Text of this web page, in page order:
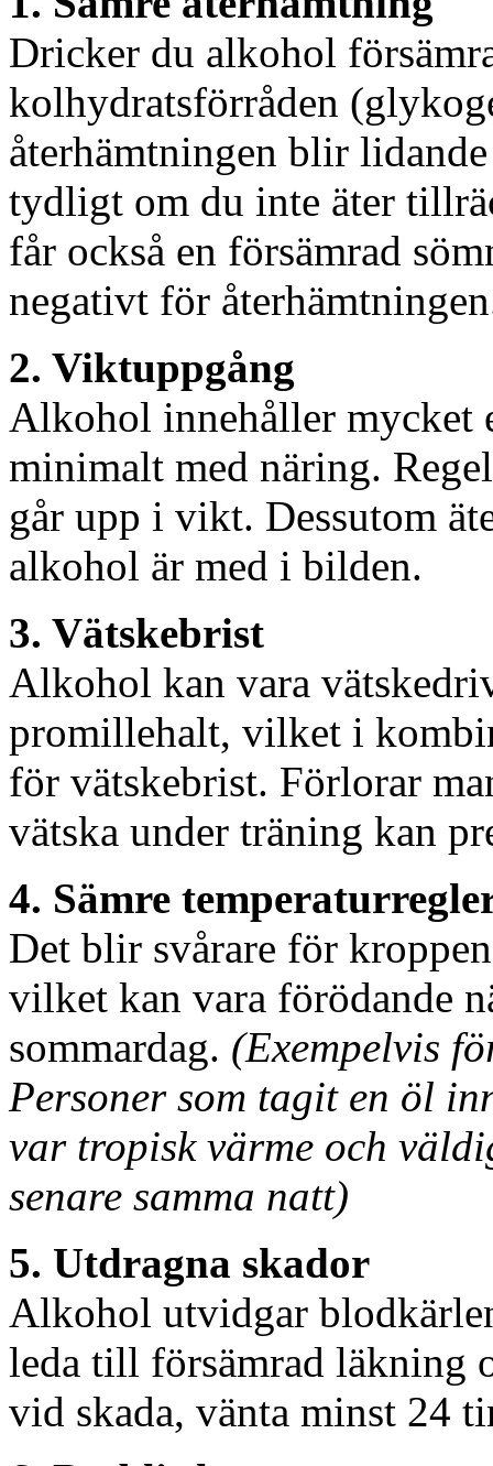
Dricker du alkohol
kolhydratsförråden
återhämtningen blir
tydligt om du inte äter
får också en försämrad
negativt för
2. Viktuppgång
Alkohol innehåller mycket
minimalt med näring.
går upp i vikt. Dessutom
alkohol är med i bilden.
3. Vätskebrist
Alkohol kan vara
promillehalt, vilket i
för vätskebrist. Förlorar
vätska under träning kan
4. Sämre
Det blir svårare för
vilket kan vara förödande
sommardag. (Exempelvis
Personer som tagit en öl
var tropisk värme och
senare samma natt)
5. Utdragna skador
Alkohol utvidgar
leda till försämrad läkning
vid skada, vänta minst 24